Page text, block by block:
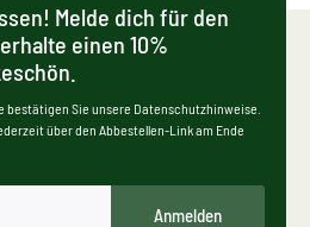
Melde dich für den
einen 10%
bestätigen Sie unsere Datenschutzhinweise.
über den Abbestellen-Link am Ende
Anmelden